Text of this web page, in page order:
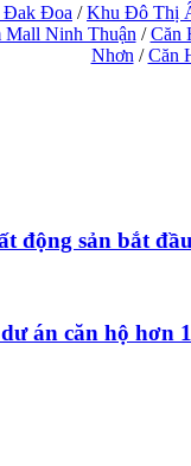
Đak Đoa /Khu Đô Thị
Mall Ninh Thuận /Căn
Nhơn /Căn
động sản bắt
án căn hộ hơn